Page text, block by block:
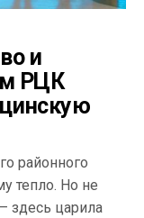
и
РЦК
районного
тепло. Но не
здесь царила